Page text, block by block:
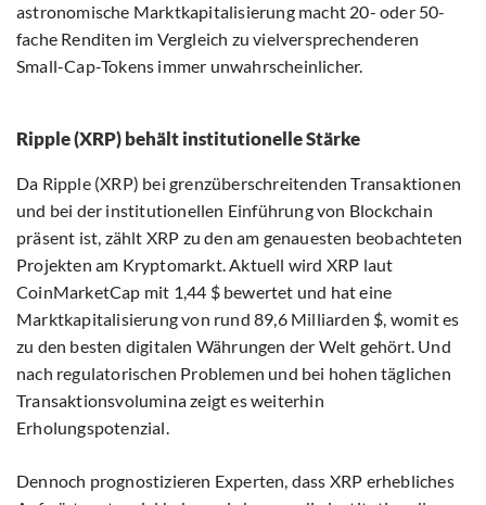
astronomische Marktkapitalisierung macht 20- oder 50-
fache Renditen im Vergleich zu vielversprechenderen
Small-Cap-Tokens immer unwahrscheinlicher.
Ripple (XRP) behält institutionelle Stärke
Da Ripple (XRP) bei grenzüberschreitenden Transaktionen
und bei der institutionellen Einführung von Blockchain
präsent ist, zählt XRP zu den am genauesten beobachteten
Projekten am Kryptomarkt. Aktuell wird XRP laut
CoinMarketCap mit 1,44 $ bewertet und hat eine
Marktkapitalisierung von rund 89,6 Milliarden $, womit es
zu den besten digitalen Währungen der Welt gehört. Und
nach regulatorischen Problemen und bei hohen täglichen
Transaktionsvolumina zeigt es weiterhin
Erholungspotenzial.
Dennoch prognostizieren Experten, dass XRP erhebliches